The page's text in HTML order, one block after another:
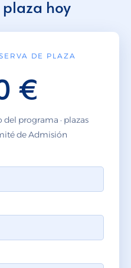
plaza hoy
DE PLAZA
€
programa · plazas
de Admisión